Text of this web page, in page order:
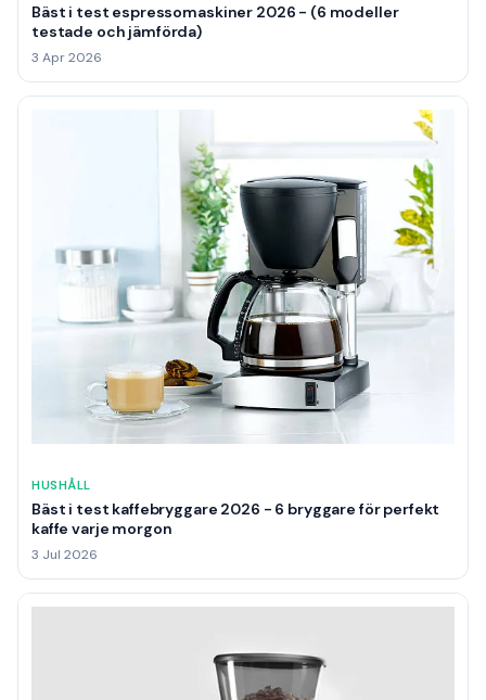
Bäst i test espressomaskiner 2026 - (6 modeller
testade och jämförda)
3 Apr 2026
HUSHÅLL
Bäst i test kaffebryggare 2026 - 6 bryggare för perfekt
kaffe varje morgon
3 Jul 2026